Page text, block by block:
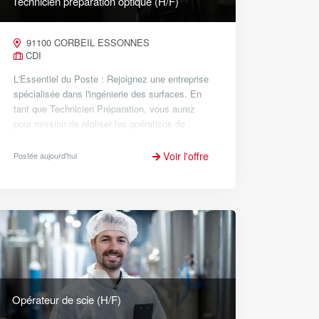
91100 CORBEIL ESSONNES
CDI
L'Essentiel du Poste : Rejoignez une entreprise
spécialisée dans l'ingénierie des surfaces. En
tant que Technicien Préparation, vous aurez
pour mission de réaliser les opérations de
jouerez un rôle clé e...
Postée aujourd'hui Voir l'offre
Opérateur de scie (H/F)